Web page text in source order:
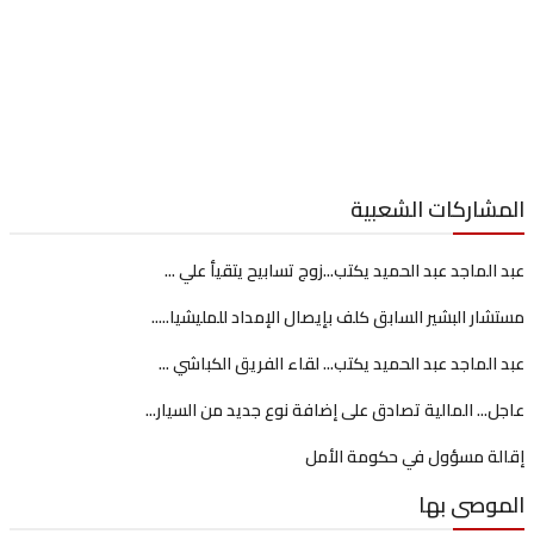
الشعبية
عبد الحميد يكتب...زوج تسابيح يتقيأ علي ...
البشير السابق كلف بإيصال الإمداد للمليشيا.....
عبد الحميد يكتب... لقاء الفريق الكباشي ...
المالية تصادق على إضافة نوع جديد من السيار...
مسؤول في حكومة الأمل
بها